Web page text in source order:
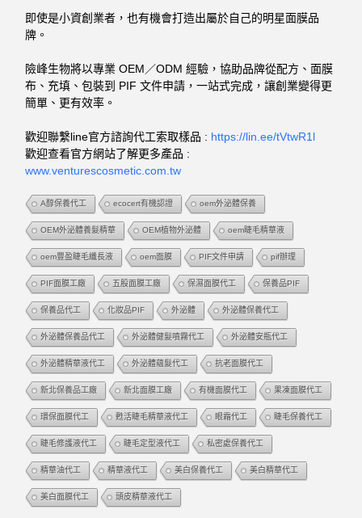
即使是小資創業者，也有機會打造出屬於自己的明星面膜品
牌。
險峰生物將以專業 OEM／ODM 經驗，協助品牌從配方、面膜
布、充填、包裝到 PIF 文件申請，一站式完成，讓創業變得更
簡單、更有效率。
歡迎聯繫line官方諮詢代工索取樣品 : https://lin.ee/tVtwR1l
歡迎查看官方網站了解更多產品 :
www.venturescosmetic.com.tw
A醇保養代工 ecocert有機認證 oem外泌體保養
OEM外泌體養髮精華 OEM植物外泌體 oem睫毛精華液
oem豐盈睫毛纖長液 oem面膜 PIF文件申請 pif辦理
PIF面膜工廠 五股面膜工廠 保濕面膜代工 保養品PIF
保養品代工 化妝品PIF 外泌體 外泌體保養代工
外泌體保養品代工 外泌體健髮噴霧代工 外泌體安瓶代工
外泌體精華液代工 外泌體蘊髮代工 抗老面膜代工
新北保養品工廠 新北面膜工廠 有機面膜代工 果凍面膜代工
環保面膜代工 甦活睫毛精華液代工 眼霜代工 睫毛保養代工
睫毛修護液代工 睫毛定型液代工 私密處保養代工
精華油代工 精華液代工 美白保養代工 美白精華代工
美白面膜代工 頭皮精華液代工